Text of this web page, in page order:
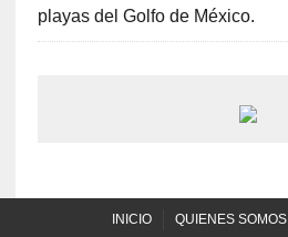
playas del Golfo de México.
INICIO QUIENES SOMOS